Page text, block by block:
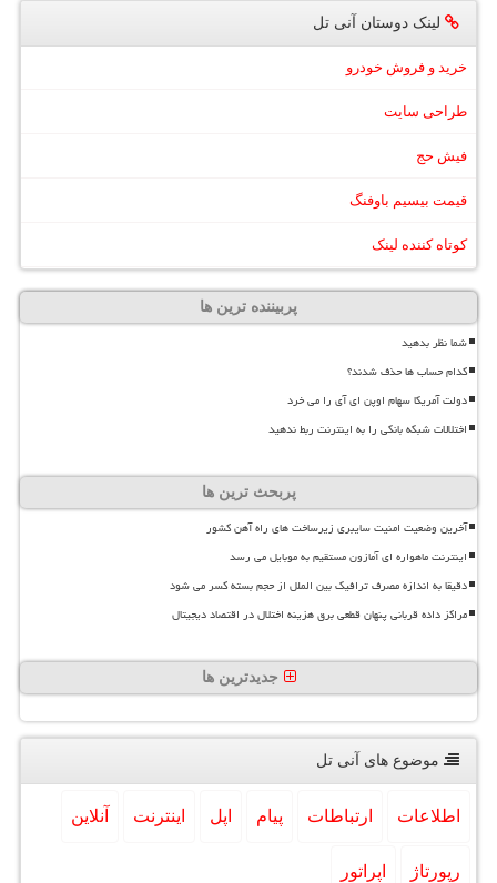
لینک دوستان آنی تل
خرید و فروش خودرو
طراحی سایت
فیش حج
قیمت بیسیم باوفنگ
کوتاه کننده لینک
پربیننده ترین ها
شما نظر بدهید
کدام حساب ها حذف شدند؟
دولت آمریکا سهام اوپن ای آی را می خرد
اختلالات شبکه بانکی را به اینترنت ربط ندهید
پربحث ترین ها
آخرین وضعیت امنیت سایبری زیرساخت های راه آهن کشور
اینترنت ماهواره ای آمازون مستقیم به موبایل می رسد
دقیقا به اندازه مصرف ترافیک بین الملل از حجم بسته کسر می شود
مراکز داده قربانی پنهان قطعی برق هزینه اختلال در اقتصاد دیجیتال
جدیدترین ها
موضوع های آنی تل
اطلاعات ارتباطات پیام اپل اینترنت آنلاین
رپورتاژ اپراتور